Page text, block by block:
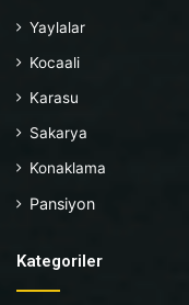
Yaylalar
Kocaali
Karasu
Sakarya
Konaklama
Pansiyon
Kategoriler